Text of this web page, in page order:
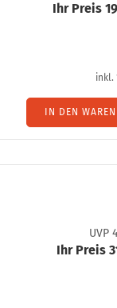
Ihr Preis
inkl.
IN DEN
UVP
Ihr Preis